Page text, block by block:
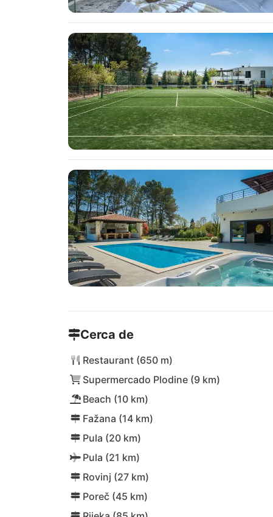
Cerca de
Restaurant (650 m)
Supermercado Plodine (9 km)
Beach (10 km)
Fažana (14 km)
Pula (20 km)
Pula (21 km)
Rovinj (27 km)
Poreč (45 km)